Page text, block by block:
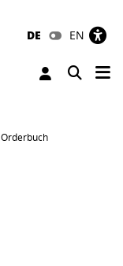
DE EN
Toggle
Orderbuch